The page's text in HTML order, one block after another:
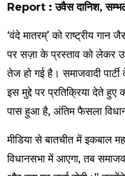
Report : उवैस दानिश,
‘वंदे मातरम्’ को राष्ट्रीय गान
पर सज़ा के प्रस्ताव को लेकर
तेज हो गई है। समाजवादी
इस मुद्दे पर प्रतिक्रिया देते
पास हुआ है, अंतिम फैसला
मीडिया से बातचीत में इकबाल
विधानसभा में आएगा, तब